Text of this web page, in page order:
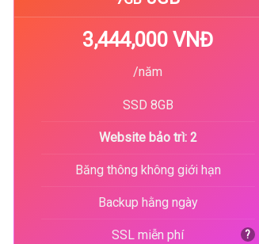
3,444,000 VNĐ
/năm
SSD 8GB
Website bảo trì: 2
Băng thông không giới hạn
Backup hằng ngày
SSL miễn phí ?